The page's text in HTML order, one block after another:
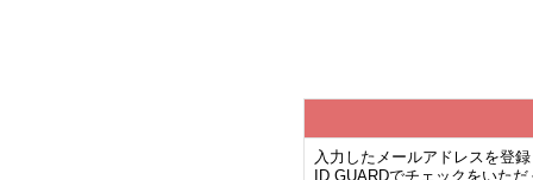
入力したメールアドレスを登
ID GUARDでチェックをいた